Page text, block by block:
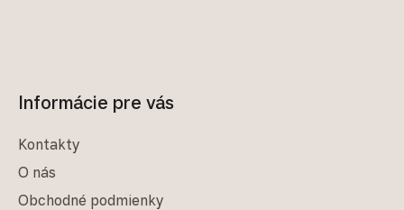
Informácie pre vás
Kontakty
O nás
Obchodné podmienky